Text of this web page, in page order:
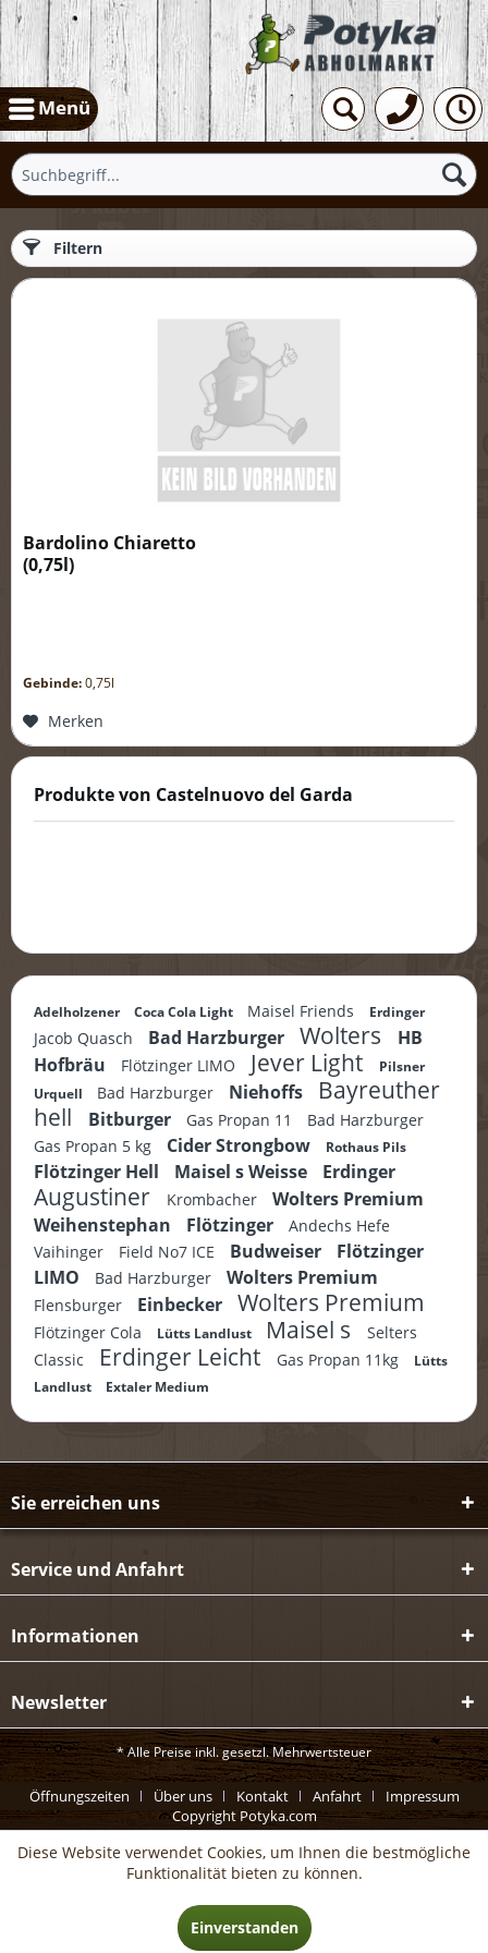
Menü
Filtern
Bardolino Chiaretto
(0,75l)
Gebinde:0,75l
Merken
Produkte von Castelnuovo del Garda
Adelholzener Coca Cola Light Maisel Friends Erdinger
Jacob Quasch Bad Harzburger Wolters
HB
Hofbräu
Flötzinger LIMO Jever Light
Pilsner
Urquell
Bad Harzburger Niehoffs
Bayreuther
hell
Bitburger Gas Propan 11
Bad Harzburger
Gas Propan 5 kg
Cider Strongbow Rothaus Pils
Flötzinger Hell Maisel s Weisse Erdinger
Augustiner Krombacher
Wolters Premium
Weihenstephan
Flötzinger
Andechs Hefe
Vaihinger
Field No7 ICE Budweiser
Flötzinger
LIMO
Bad Harzburger Wolters Premium
Flensburger Einbecker Wolters Premium
Flötzinger Cola Lütts Landlust Maisel s
Selters
Classic
Erdinger Leicht Gas Propan 11kg
Lütts
Landlust
Extaler Medium
Sie erreichen uns
Service und Anfahrt
Informationen
Newsletter
* Alle Preise inkl. gesetzl. Mehrwertsteuer
Öffnungszeiten Über uns Kontakt Anfahrt
Impressum
Copyright Potyka.com
Diese Website verwendet Cookies, um Ihnen die bestmögliche
Funktionalität bieten zu können.
Einverstanden